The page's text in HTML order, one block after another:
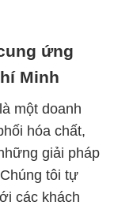
ứng
Minh
một doanh
hóa chất,
giải pháp
tôi tự
các khách